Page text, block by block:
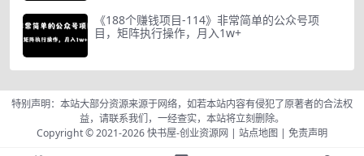
《188个赚钱项目-114》非常简单的公众号项
目，矩阵执行操作，月入1w+
特别声明：本站大部分资源来源于网络，如若本站内容有侵犯了原著者的合法权
益，请联系我们，一经查实，本站将立刻删除。
Copyright © 2021-2026快书屋-创业资源网 | 站点地图 | 免责声明